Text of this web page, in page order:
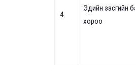
4
Эдийн засгийн
хороо